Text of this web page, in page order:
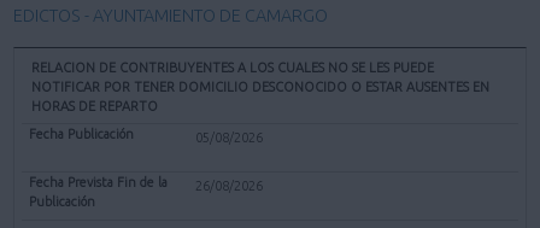
EDICTOS - AYUNTAMIENTO DE CAMARGO
RELACION DE CONTRIBUYENTES A LOS CUALES NO SE LES PUEDE
NOTIFICAR POR TENER DOMICILIO DESCONOCIDO O ESTAR AUSENTES EN
HORAS DE REPARTO
05/08/2026
26/08/2026